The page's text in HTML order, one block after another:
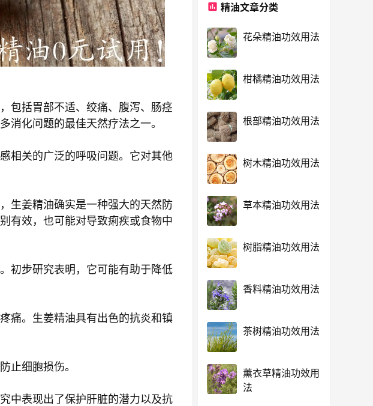
包括胃部不适、绞痛、腹泻、肠痉
消化问题的最佳天然疗法之一。
相关的广泛的呼吸问题。它对其他
生姜精油确实是一种强大的天然防
有效，也可能对导致痢疾或食物中
初步研究表明，它可能有助于降低
痛。生姜精油具有出色的抗炎和镇
止细胞损伤。
中表现出了保护肝脏的潜力以及抗
精油文章分类
花朵精油功效用法
柑橘精油功效用法
根部精油功效用法
树木精油功效用法
草本精油功效用法
树脂精油功效用法
香料精油功效用法
茶树精油功效用法
薰衣草精油功效用
法